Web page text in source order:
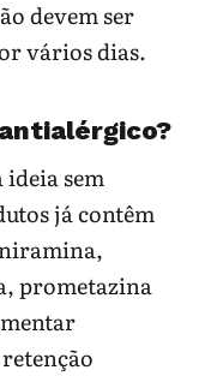
devem ser
vários dias.
sem
já contêm
prometazina